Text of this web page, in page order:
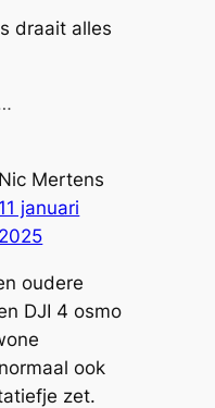
draait alles
Nic Mertens
11 januari
2025
oudere
DJI 4 osmo
ook
zet.